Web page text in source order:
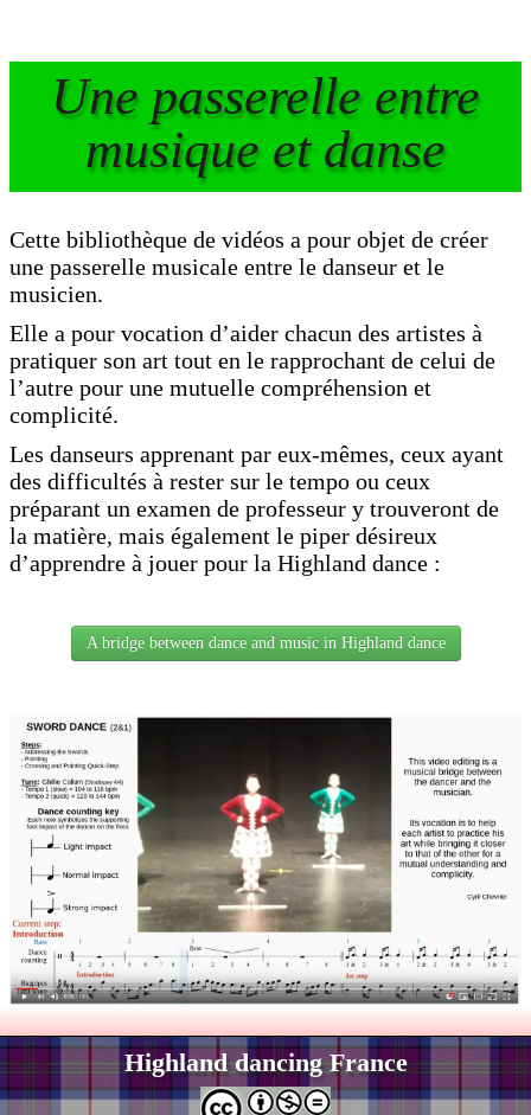
Une passerelle entre
musique et danse
Cette bibliothèque de vidéos a pour objet de créer
une passerelle musicale entre le danseur et le
musicien.
Elle a pour vocation d’aider chacun des artistes à
pratiquer son art tout en le rapprochant de celui de
l’autre pour une mutuelle compréhension et
complicité.
Les danseurs apprenant par eux-mêmes, ceux ayant
des difficultés à rester sur le tempo ou ceux
préparant un examen de professeur y trouveront de
la matière, mais également le piper désireux
d’apprendre à jouer pour la Highland dance :
A bridge between dance and music in Highland dance
Highland dancing France